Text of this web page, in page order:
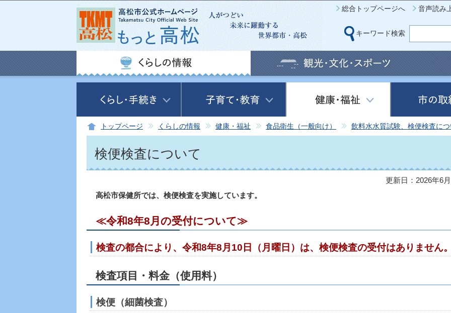
このページの本文へ移動
総合トップページへ 音声読み
キーワード検索
トップページ くらしの情報 健康・福祉 食品衛生（一般向け） 飲料水水質試験、検便検査に
検便検査について
更新日：2026年6
高松市保健所では、検便検査を実施しています。
≪令和8年8月の受付について≫
検査の都合により、令和8年8月10日（月曜日）は、検便検査の受付はありません
検査項目・料金（使用料）
検便（細菌検査）